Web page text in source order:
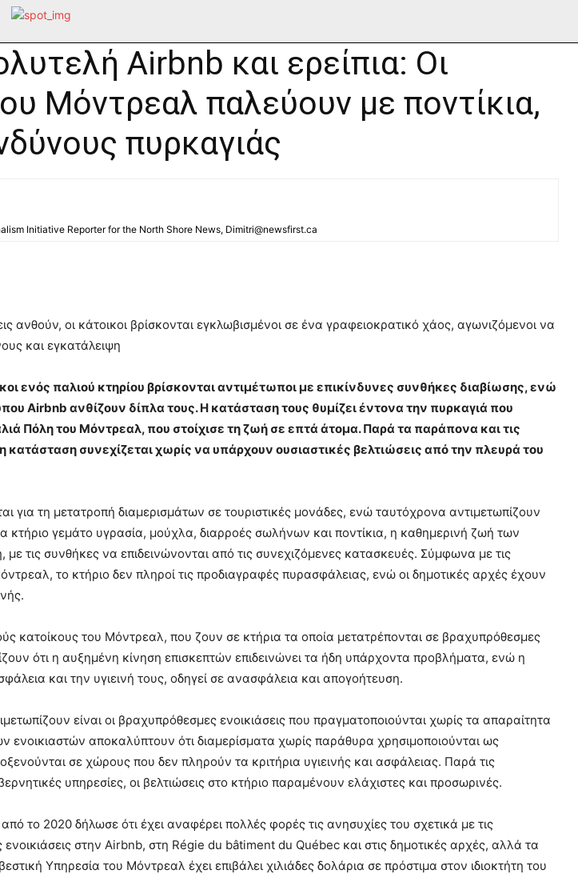
Airbnb και ερείπια: Οι
Μόντρεαλ παλεύουν με ποντίκια,
πυρκαγιάς
Initiative Reporter for the North Shore News, Dimitri@newsfirst.ca
ανθούν, οι κάτοικοι βρίσκονται εγκλωβισμένοι σε ένα γραφειοκρατικό χάος, αγωνιζόμενοι να
και εγκατάλειψη
ενός παλιού κτηρίου βρίσκονται αντιμέτωποι με επικίνδυνες συνθήκες διαβίωσης, ενώ
Airbnb ανθίζουν δίπλα τους. Η κατάσταση τους θυμίζει έντονα την πυρκαγιά που
Πόλη του Μόντρεαλ, που στοίχισε τη ζωή σε επτά άτομα. Παρά τα παράπονα και τις
κατάσταση συνεχίζεται χωρίς να υπάρχουν ουσιαστικές βελτιώσεις από την πλευρά του
για τη μετατροπή διαμερισμάτων σε τουριστικές μονάδες, ενώ ταυτόχρονα αντιμετωπίζουν
γεμάτο υγρασία, μούχλα, διαρροές σωλήνων και ποντίκια, η καθημερινή ζωή των
με τις συνθήκες να επιδεινώνονται από τις συνεχιζόμενες κατασκευές. Σύμφωνα με τις
το κτήριο δεν πληροί τις προδιαγραφές πυρασφάλειας, ενώ οι δημοτικές αρχές έχουν
κατοίκους του Μόντρεαλ, που ζουν σε κτήρια τα οποία μετατρέπονται σε βραχυπρόθεσμες
ότι η αυξημένη κίνηση επισκεπτών επιδεινώνει τα ήδη υπάρχοντα προβλήματα, ενώ η
και την υγιεινή τους, οδηγεί σε ανασφάλεια και απογοήτευση.
είναι οι βραχυπρόθεσμες ενοικιάσεις που πραγματοποιούνται χωρίς τα απαραίτητα
ενοικιαστών αποκαλύπτουν ότι διαμερίσματα χωρίς παράθυρα χρησιμοποιούνται ως
σε χώρους που δεν πληρούν τα κριτήρια υγιεινής και ασφάλειας. Παρά τις
υπηρεσίες, οι βελτιώσεις στο κτήριο παραμένουν ελάχιστες και προσωρινές.
το 2020 δήλωσε ότι έχει αναφέρει πολλές φορές τις ανησυχίες του σχετικά με τις
στην Airbnb, στη Régie du bâtiment du Québec και στις δημοτικές αρχές, αλλά τα
Υπηρεσία του Μόντρεαλ έχει επιβάλει χιλιάδες δολάρια σε πρόστιμα στον ιδιοκτήτη του